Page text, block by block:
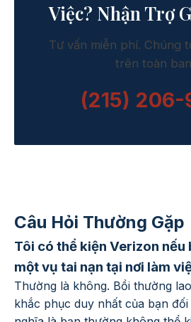
Việc? Nhận Trợ
Tư vấn miễn phí. Chúng
trên toàn
(215)
Câu Hỏi Thường Gặp
Tôi có thể kiện Verizon
một vụ tai nạn tại nơi làm
Thường là không. Bồi thường
khắc phục duy nhất của bạn